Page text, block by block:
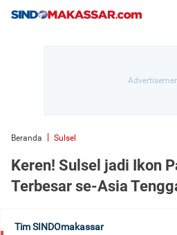
Beranda Sulsel
Keren! Sulsel jadi Ikon
Terbesar se-Asia
Tim SINDOmakassar